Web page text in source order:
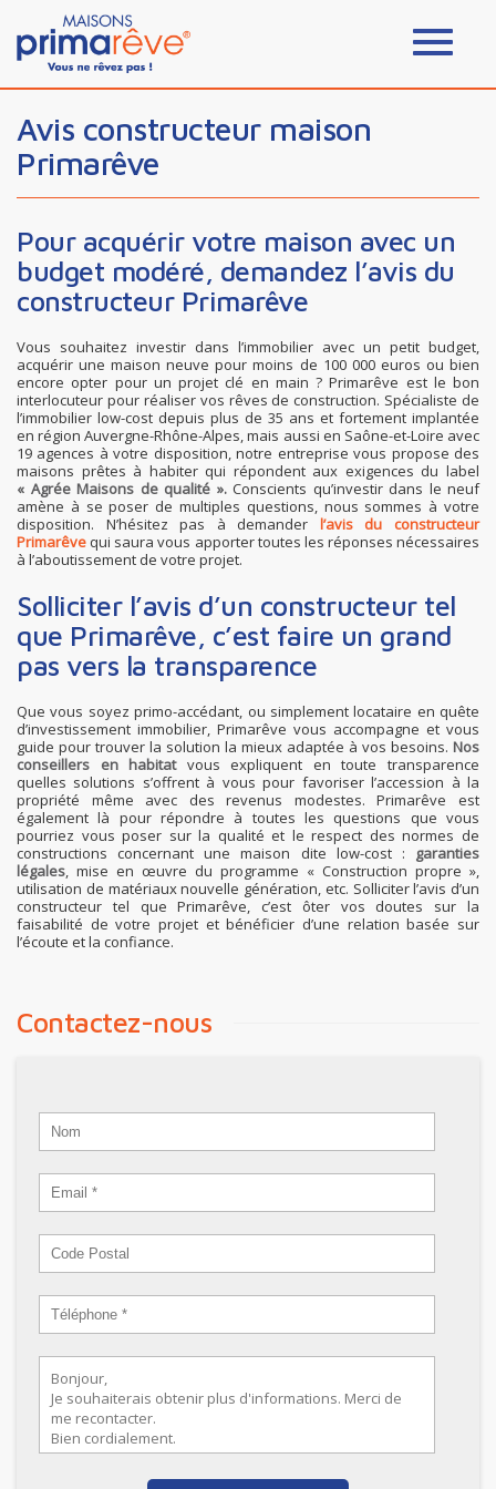
Avis constructeur maison
Primarêve
Pour acquérir votre maison avec un
budget modéré, demandez l’avis du
constructeur Primarêve
Vous souhaitez investir dans l’immobilier avec un petit budget,
acquérir une maison neuve pour moins de 100 000 euros ou bien
encore opter pour un projet clé en main ? Primarêve est le bon
interlocuteur pour réaliser vos rêves de construction. Spécialiste de
l’immobilier low-cost depuis plus de 35 ans et fortement implantée
en région Auvergne-Rhône-Alpes, mais aussi en Saône-et-Loire avec
19 agences à votre disposition, notre entreprise vous propose des
maisons prêtes à habiter qui répondent aux exigences du label
« Agrée Maisons de qualité ».Conscients qu’investir dans le neuf
amène à se poser de multiples questions, nous sommes à votre
disposition. N’hésitez pas à demander l’avis du constructeur
Primarêvequi saura vous apporter toutes les réponses nécessaires
à l’aboutissement de votre projet.
Solliciter l’avis d’un constructeur tel
que Primarêve, c’est faire un grand
pas vers la transparence
Que vous soyez primo-accédant, ou simplement locataire en quête
d’investissement immobilier, Primarêve vous accompagne et vous
guide pour trouver la solution la mieux adaptée à vos besoins. Nos
conseillers en habitatvous expliquent en toute transparence
quelles solutions s’offrent à vous pour favoriser l’accession à la
propriété même avec des revenus modestes. Primarêve est
également là pour répondre à toutes les questions que vous
pourriez vous poser sur la qualité et le respect des normes de
constructions concernant une maison dite low-cost : garanties
légales, mise en œuvre du programme « Construction propre »,
utilisation de matériaux nouvelle génération, etc. Solliciter l’avis d’un
constructeur tel que Primarêve, c’est ôter vos doutes sur la
faisabilité de votre projet et bénéficier d’une relation basée sur
l’écoute et la confiance.
Contactez-nous